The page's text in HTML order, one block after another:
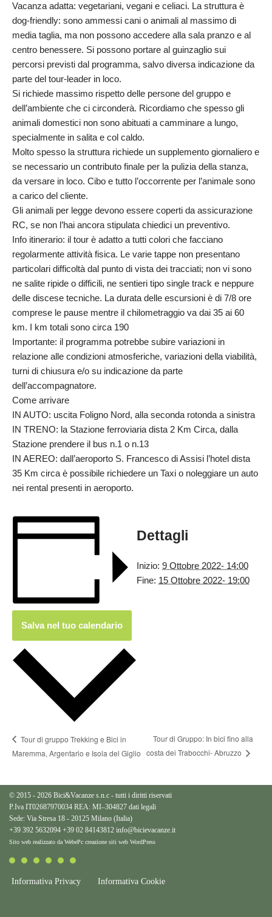
Vacanza adatta: vegetariani, vegani e celiaci. La struttura è
dog-friendly: sono ammessi cani o animali al massimo di
media taglia, ma non possono accedere alla sala pranzo e al
centro benessere. Si possono portare al guinzaglio sui
percorsi previsti dal programma, salvo diversa indicazione da
parte del tour-leader in loco.
Si richiede massimo rispetto delle persone del gruppo e
dell’ambiente che ci circonderà. Ricordiamo che spesso gli
animali domestici non sono abituati a camminare a lungo,
specialmente in salita e col caldo.
Molto spesso la struttura richiede un supplemento giornaliero e
se necessario un contributo finale per la pulizia della stanza,
da versare in loco. Cibo e tutto l’occorrente per l’animale sono
a carico del cliente.
Gli animali per legge devono essere coperti da assicurazione
RC, se non l’hai ancora stipulata chiedici un preventivo.
Info itinerario: il tour è adatto a tutti colori che facciano
regolarmente attività fisica. Le varie tappe non presentano
particolari difficoltà dal punto di vista dei tracciati; non vi sono
ne salite ripide o difficili, ne sentieri tipo single track e neppure
delle discese tecniche. La durata delle escursioni è di 7/8 ore
comprese le pause mentre il chilometraggio va dai 35 ai 60
km. I km totali sono circa 190
Importante: il programma potrebbe subire variazioni in
relazione alle condizioni atmosferiche, variazioni della viabilità,
turni di chiusura e/o su indicazione da parte
dell’accompagnatore.
Come arrivare
IN AUTO: uscita Foligno Nord, alla seconda rotonda a sinistra
IN TRENO: la Stazione ferroviaria dista 2 Km Circa, dalla
Stazione prendere il bus n.1 o n.13
IN AEREO: dall’aeroporto S. Francesco di Assisi l’hotel dista
35 Km circa è possibile richiedere un Taxi o noleggiare un auto
nei rental presenti in aeroporto.
Salva nel tuo calendario
Dettagli
Inizio: 9 Ottobre 2022- 14:00
Fine: 15 Ottobre 2022- 19:00
Tour di gruppo Trekking e Bici in
Maremma, Argentario e Isola del Giglio
Tour di Gruppo: In bici fino alla
costa dei Trabocchi- Abruzzo
© 2015 - 2026 Bici&Vacanze s.n.c - tutti i diritti riservati
P.Iva IT02687970034 REA: MI–304827 dati legali
Sede: Via Stresa 18 - 20125 Milano (Italia)
+39 392 5632094 +39 02 84143812 info@bicievacanze.it
Sito web realizzato da WebePc creazione siti web WordPress
Informativa Privacy Informativa Cookie